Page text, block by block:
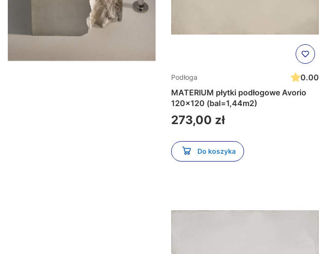
Podłoga
0.00
MATERIUM płytki podłogowe Avorio
120x120 (bal=1,44m2)
Cena
273,00 zł
Do koszyka